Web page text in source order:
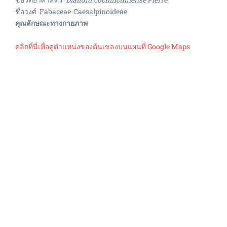
ชื่อวงศ์ Fabaceae-Caesalpinoideae
คุณลักษณะทางกายภาพ
คลิกที่นี่เพื่อดูตำแหน่งของต้นเขลงบนแผนที่ Google Maps